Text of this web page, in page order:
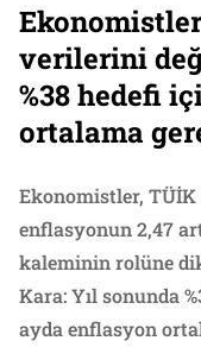
verilerini
%38 hedefi
ortalama
Ekonomistler, TÜİK
enflasyonun 2,47
kaleminin rolüne
Kara: Yıl sonunda
ayda enflasyon